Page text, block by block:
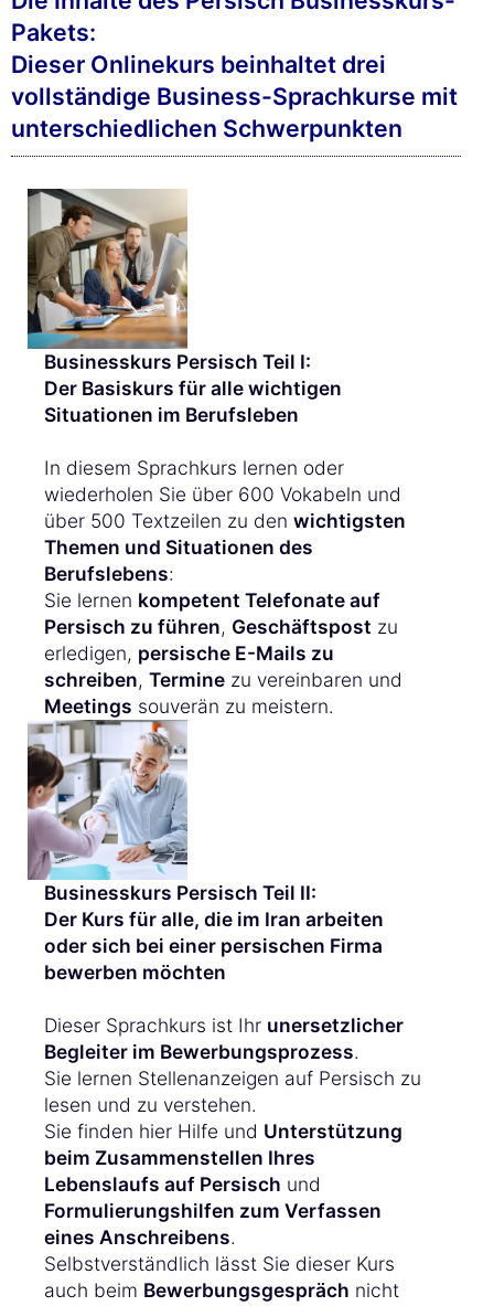
Pakets:
Dieser Onlinekurs beinhaltet drei
vollständige Business-Sprachkurse mit
unterschiedlichen Schwerpunkten
Businesskurs Persisch Teil I:
Der Basiskurs für alle wichtigen
Situationen im Berufsleben
In diesem Sprachkurs lernen oder
wiederholen Sie über 600 Vokabeln und
über 500 Textzeilen zu den wichtigsten
Themen und Situationen des
Berufslebens:
Sie lernen kompetent Telefonate auf
Persisch zu führen, Geschäftspost zu
erledigen, persische E-Mails zu
schreiben, Termine zu vereinbaren und
Meetings souverän zu meistern.
Businesskurs Persisch Teil II:
Der Kurs für alle, die im Iran arbeiten
oder sich bei einer persischen Firma
bewerben möchten
Dieser Sprachkurs ist Ihr unersetzlicher
Begleiter im Bewerbungsprozess.
Sie lernen Stellenanzeigen auf Persisch zu
lesen und zu verstehen.
Sie finden hier Hilfe und Unterstützung
beim Zusammenstellen Ihres
Lebenslaufs auf Persisch und
Formulierungshilfen zum Verfassen
eines Anschreibens.
Selbstverständlich lässt Sie dieser Kurs
auch beim Bewerbungsgespräch nicht